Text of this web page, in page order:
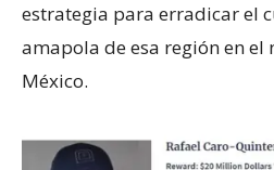
estrategia para erradicar el
amapola de esa región en el
México.